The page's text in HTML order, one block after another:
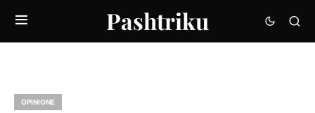
Pashtriku
OPINIONE